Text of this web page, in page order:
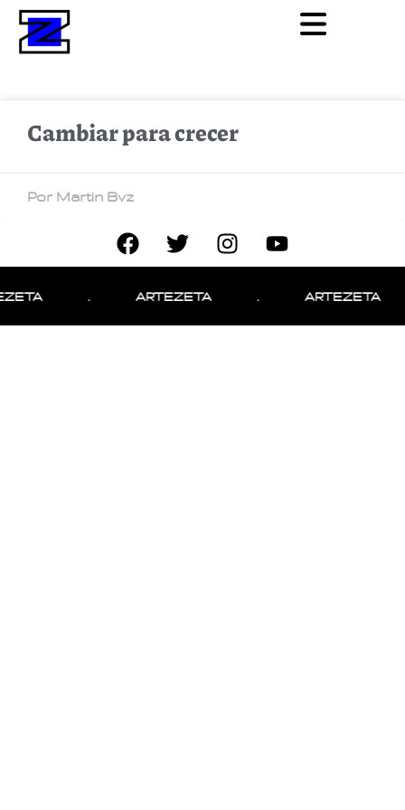
Cambiar para crecer
Por Martin Bvz
ARTEZETA ARTEZETA